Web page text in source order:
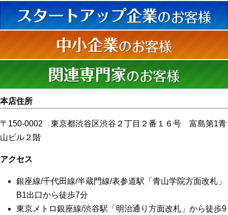
本店住所
〒150-0002 東京都渋谷区渋谷２丁目２番１６号 富島第1青
山ビル２階
アクセス
銀座線/千代田線/半蔵門線/表参道駅「青山学院方面改札」
B1出口から徒歩7分
東京メトロ銀座線/渋谷駅「明治通り方面改札」から徒歩9